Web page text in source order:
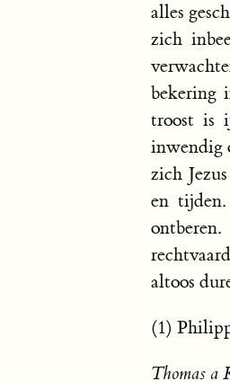
alles
zich
bekering
troost is
inwendig
zich
en
altoos
(1)
Thomas a